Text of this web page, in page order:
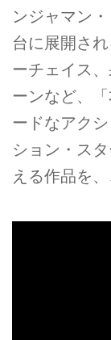
ンジャマン
台に展開さ
ーチェイス
ーンなど、
ードなアク
ション・ス
える作品を